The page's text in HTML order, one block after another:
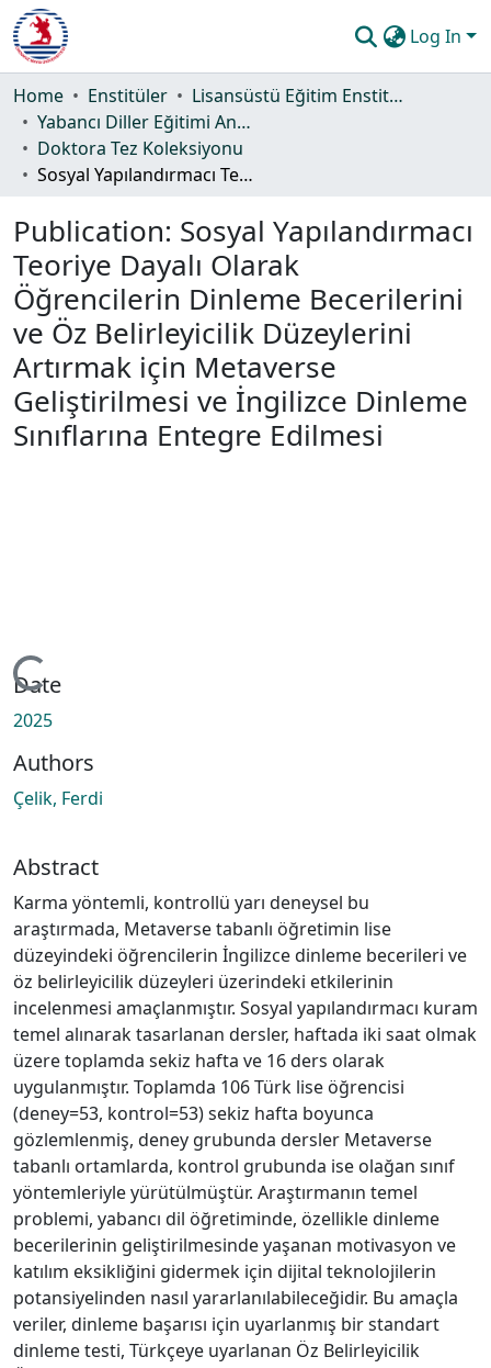
Log In
Communities & Collections
All of DSpace
Statistics
Guide
Home Enstitüler
Lisansüstü Eğitim Enstitüsü
Yabancı Diller Eğitimi Ana Bilim Dalı
Doktora Tez Koleksiyonu
Sosyal Yapılandırmacı Teoriye Dayalı Olarak Öğrencilerin Dinleme Becerilerini ve Öz Belirleyicilik Düzeylerini Artırmak için Metaverse Geliştirilmesi ve İngilizce Dinleme Sınıflarına Entegre Edilmesi
Publication: Sosyal Yapılandırmacı
Teoriye Dayalı Olarak
Öğrencilerin Dinleme Becerilerini
ve Öz Belirleyicilik Düzeylerini
Artırmak için Metaverse
Geliştirilmesi ve İngilizce Dinleme
Sınıflarına Entegre Edilmesi
Date
2025
Authors
Çelik, Ferdi
Abstract
Karma yöntemli, kontrollü yarı deneysel bu
araştırmada, Metaverse tabanlı öğretimin lise
düzeyindeki öğrencilerin İngilizce dinleme becerileri ve
öz belirleyicilik düzeyleri üzerindeki etkilerinin
incelenmesi amaçlanmıştır. Sosyal yapılandırmacı kuram
temel alınarak tasarlanan dersler, haftada iki saat olmak
üzere toplamda sekiz hafta ve 16 ders olarak
uygulanmıştır. Toplamda 106 Türk lise öğrencisi
(deney=53, kontrol=53) sekiz hafta boyunca
gözlemlenmiş, deney grubunda dersler Metaverse
tabanlı ortamlarda, kontrol grubunda ise olağan sınıf
yöntemleriyle yürütülmüştür. Araştırmanın temel
problemi, yabancı dil öğretiminde, özellikle dinleme
becerilerinin geliştirilmesinde yaşanan motivasyon ve
katılım eksikliğini gidermek için dijital teknolojilerin
potansiyelinden nasıl yararlanılabileceğidir. Bu amaçla
veriler, dinleme başarısı için uyarlanmış bir standart
dinleme testi, Türkçeye uyarlanan Öz Belirleyicilik